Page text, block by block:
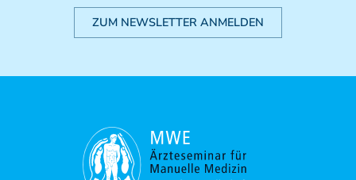
ZUM NEWSLETTER ANMELDEN